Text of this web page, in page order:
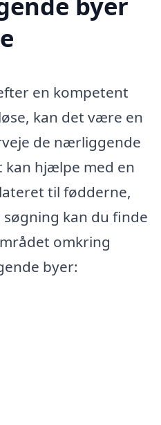
en kompetent
kan det være en
de nærliggende
kan hjælpe med en
til fødderne,
kan du finde
omkring
byer: